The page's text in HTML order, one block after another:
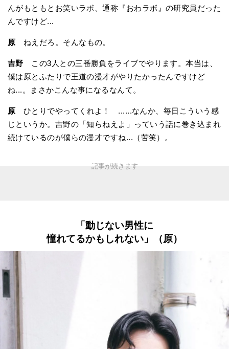
んがもともとお笑いラボ、通称『おわラボ』の研究員だった
んですけど...
原 ねえだろ。そんなもの。
吉野 この3人との三番勝負をライブでやります。本当は、
僕は原とふたりで王道の漫才がやりたかったんですけど
ね...。まさかこんな事になるなんて。
原 ひとりでやってくれよ！ ......なんか、毎日こういう感
じというか。吉野の「知らねえよ」っていう話に巻き込まれ
続けているのが僕らの漫才ですね...（苦笑）。
「動じない男性に
憧れてるかもしれない」（原）